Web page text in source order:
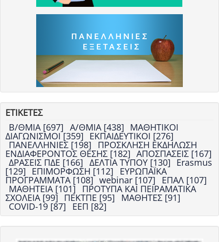
ΕΤΙΚΕΤΕΣ
Β/ΘΜΙΑ [697] Α/ΘΜΙΑ [438] ΜΑΘΗΤΙΚΟΙ
ΔΙΑΓΩΝΙΣΜΟΙ [359] ΕΚΠΑΙΔΕΥΤΙΚΟΙ [276]
ΠΑΝΕΛΛΗΝΙΕΣ [198] ΠΡΟΣΚΛΗΣΗ ΕΚΔΗΛΩΣΗ
ΕΝΔΙΑΦΕΡΟΝΤΟΣ ΘΕΣΗΣ [182] ΑΠΟΣΠΑΣΕΙΣ [167]
ΔΡΑΣΕΙΣ ΠΔΕ [166] ΔΕΛΤΙΑ ΤΥΠΟΥ [130] Erasmus
[129] ΕΠΙΜΟΡΦΩΣΗ [112] ΕΥΡΩΠΑΪΚΑ
ΠΡΟΓΡΑΜΜΑΤΑ [108] webinar [107] ΕΠΑΛ [107]
ΜΑΘΗΤΕΙΑ [101] ΠΡΟΤΥΠΑ ΚΑΙ ΠΕΙΡΑΜΑΤΙΚΑ
ΣΧΟΛΕΙΑ [99] ΠΕΚΤΠΕ [95] ΜΑΘΗΤΕΣ [91]
COVID-19 [87] ΕΕΠ [82]